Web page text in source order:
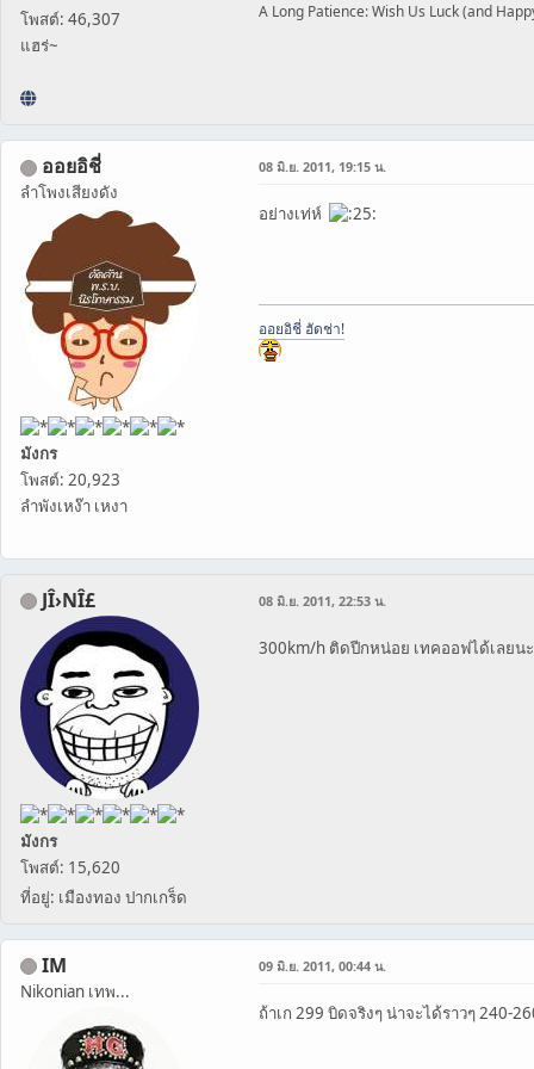
โพสต์: 46,307
แฮร่~
A Long Patience: Wish Us Luck (and
ออยอิชี่
ลำโพงเสียงดัง
มังกร
โพสต์: 20,923
ลำพังเหง๊า เหงา
08 มิ.ย. 2011, 19:15 น.
อย่างเท่ห์
ออยอิชี่ ฮัดช่า!
JÎ›NÎ£
มังกร
โพสต์: 15,620
ที่อยู่: เมืองทอง ปากเกร็ด
08 มิ.ย. 2011, 22:53 น.
300km/h ติดปีกหน่อย เทคออฟได้เลยนะ
IM
Nikonian เทพ...
09 มิ.ย. 2011, 00:44 น.
ถ้าเก 299 บิดจริงๆ น่าจะได้ราวๆ 240-